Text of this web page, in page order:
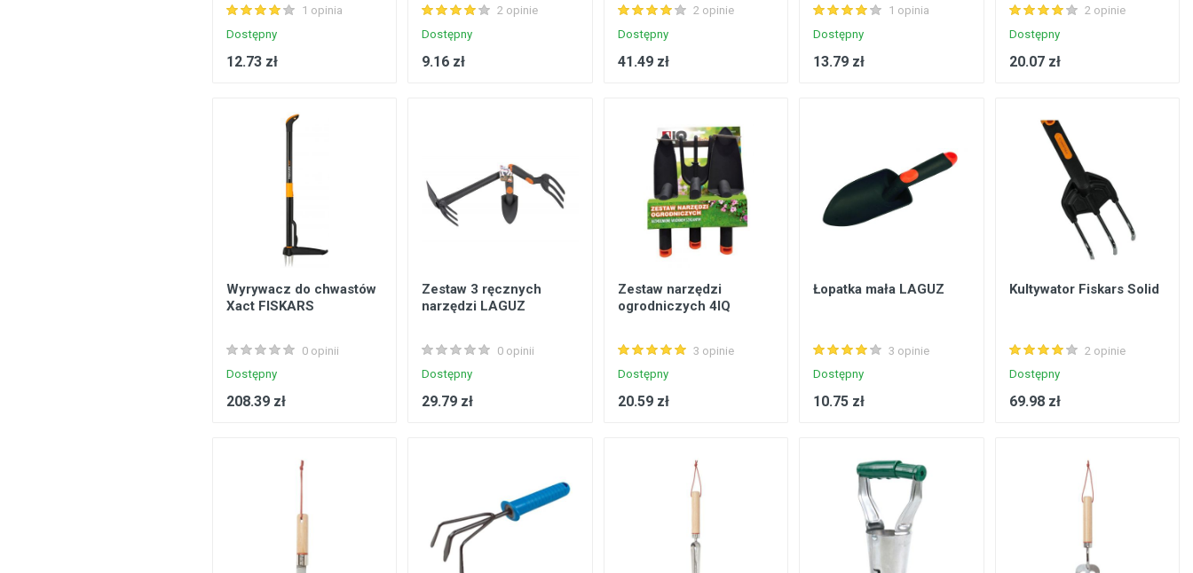
1 opinia
Dostępny
12.73 zł
2 opinie
Dostępny
9.16 zł
2 opinie
Dostępny
41.49 zł
1 opinia
Dostępny
13.79 zł
2 opinie
Dostępny
20.07 zł
Wyrywacz do chwastów
Xact FISKARS
0 opinii
Dostępny
208.39 zł
Zestaw 3 ręcznych
narzędzi LAGUZ
0 opinii
Dostępny
29.79 zł
Zestaw narzędzi
ogrodniczych 4IQ
3 opinie
Dostępny
20.59 zł
Łopatka mała LAGUZ
3 opinie
Dostępny
10.75 zł
Kultywator Fiskars Solid
2 opinie
Dostępny
69.98 zł